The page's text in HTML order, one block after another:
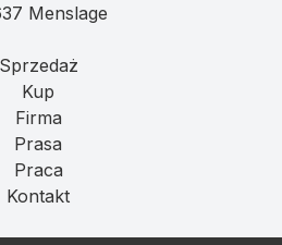
Menslage
Sprzedaż
Kup
Firma
Prasa
Praca
Kontakt